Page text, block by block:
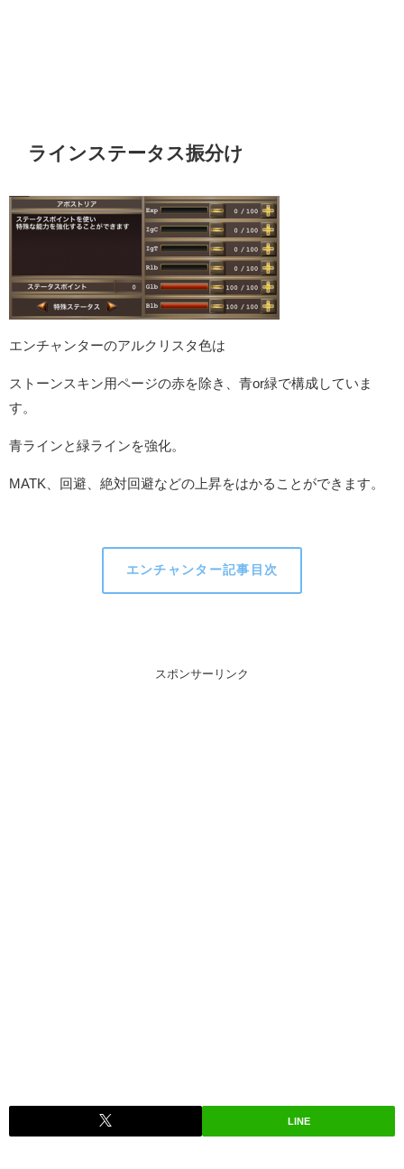
ラインステータス振分け
エンチャンターのアルクリスタ色は
ストーンスキン用ページの赤を除き、青or緑で構成していま
す。
青ラインと緑ラインを強化。
MATK、回避、絶対回避などの上昇をはかることができます。
エンチャンター記事目次
スポンサーリンク
LINE